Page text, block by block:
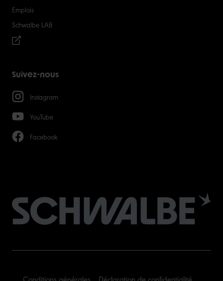
Emplois
Schwalbe LAB
Suivez-nous
Instagram
YouTube
Facebook
Conditions générales Déclaration de confidentialité